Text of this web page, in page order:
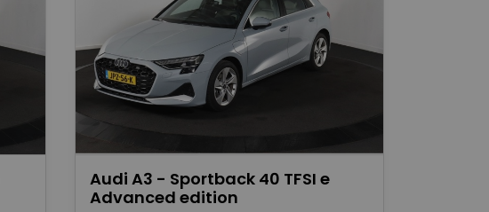
Audi A3 - Sportback 40 TFSI e
Advanced edition